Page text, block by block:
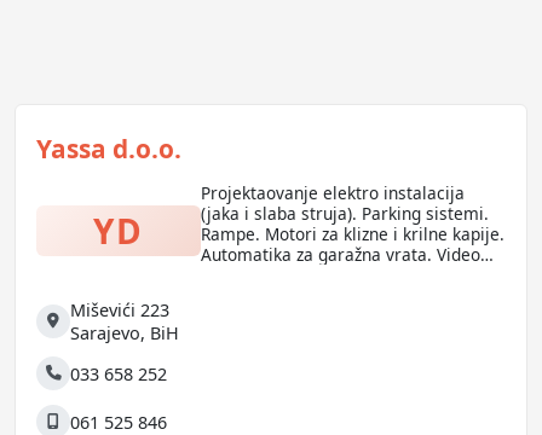
Yassa d.o.o.
YD
Projektaovanje elektro instalacija
(jaka i slaba struja). Parking sistemi.
Rampe. Motori za klizne i krilne kapije.
Automatika za garažna vrata. Video
Adresa
Miševići 223
Sarajevo, BiH
Telefon033 658 252
061 525 846